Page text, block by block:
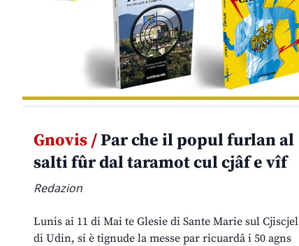
Gnovis /Par che il popul furlan al
salti fûr dal taramot cul cjâf e vîf
Redazion
Lunis ai 11 di Mai te Glesie di Sante Marie sul Cjiscjel
di Udin, si è tignude la messe par ricuardâ i 50 agns